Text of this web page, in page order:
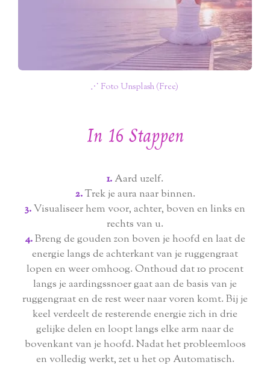
⋰ Foto Unsplash (Free)
In 16 Stappen
1. Aard uzelf.
2.Trek je aura naar binnen.
3.Visualiseer hem voor, achter, boven en links en
rechts van u.
4.Breng de gouden zon boven je hoofd en laat de
energie langs de achterkant van je ruggengraat
lopen en weer omhoog. Onthoud dat 10 procent
langs je aardingssnoer gaat aan de basis van je
ruggengraat en de rest weer naar voren komt. Bij je
keel verdeelt de resterende energie zich in drie
gelijke delen en loopt langs elke arm naar de
bovenkant van je hoofd. Nadat het probleemloos
en volledig werkt, zet u het op Automatisch.